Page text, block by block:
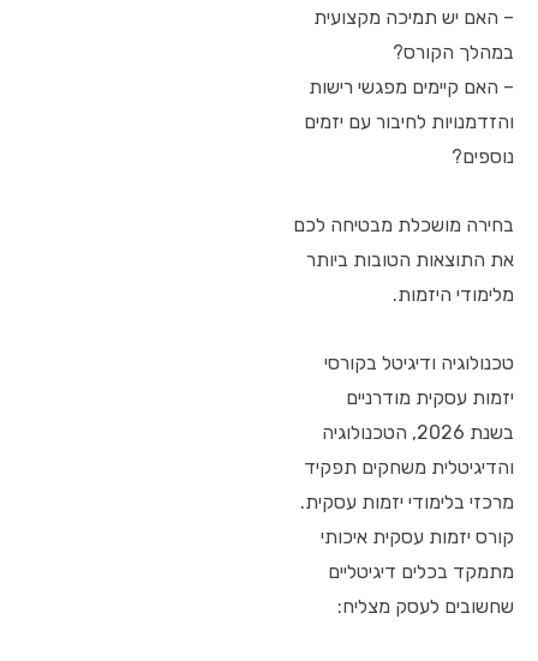
– האם יש תמיכה מקצועית
במהלך הקורס?
– האם קיימים מפגשי רישות
והזדמנויות לחיבור עם יזמים
נוספים?
בחירה מושכלת מבטיחה לכם
את התוצאות הטובות ביותר
מלימודי היזמות.
טכנולוגיה ודיגיטל בקורסי
יזמות עסקית מודרניים
בשנת 2026, הטכנולוגיה
והדיגיטלית משחקים תפקיד
מרכזי בלימודי יזמות עסקית.
קורס יזמות עסקית איכותי
מתמקד בכלים דיגיטליים
שחשובים לעסק מצליח: